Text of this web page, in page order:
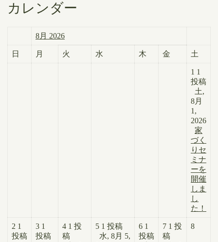
カレンダー
8月 2026
日 月 火 水 木 金 土
1 1
投稿
土,
8月
1,
2026
家
づく
りセ
ミナ
ーを
開催
しま
し
た！
2 1
投稿
3 1
投稿
4 1 投
稿
5 1 投稿
水, 8月 5,
6 1
投稿
7 1 投
稿
8